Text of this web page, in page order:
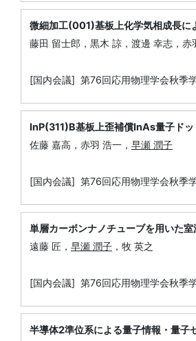
微細加工(001)基板上化学気相成長に
藤田 留士郎，黒木 諒，渡邊 幸志，赤
[国内会議] 第76回応用物理学会秋季
InP(311)B基板上歪補償InAs量子ド
佐藤 嘉高，赤羽 浩一， 早瀬 潤子
[国内会議] 第76回応用物理学会秋季
単層カーボンナノチューブを用いた
遠藤 匠， 早瀬 潤子 ，牧 英之
[国内会議] 第76回応用物理学会秋季
半導体2準位系による量子情報・量子